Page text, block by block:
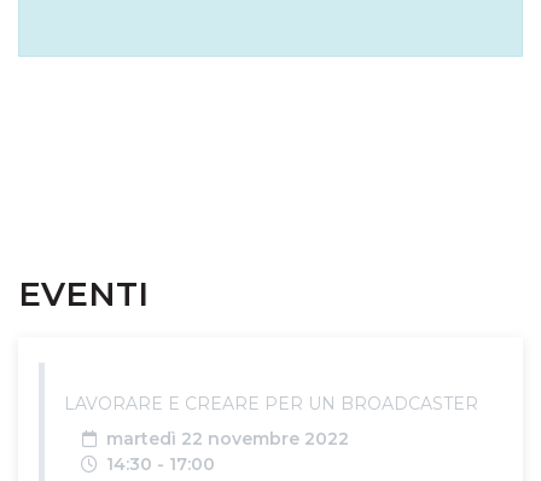
EVENTI
LAVORARE E CREARE PER UN BROADCASTER
Data
martedì 22 novembre 2022
Orari
14:30 - 17:00